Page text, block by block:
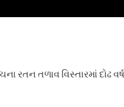
રતન તળાવ વિસ્તારમાં દોઢ